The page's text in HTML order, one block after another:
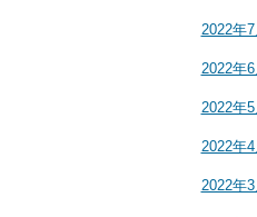
2022年7
2022年6
2022年5
2022年4
2022年3